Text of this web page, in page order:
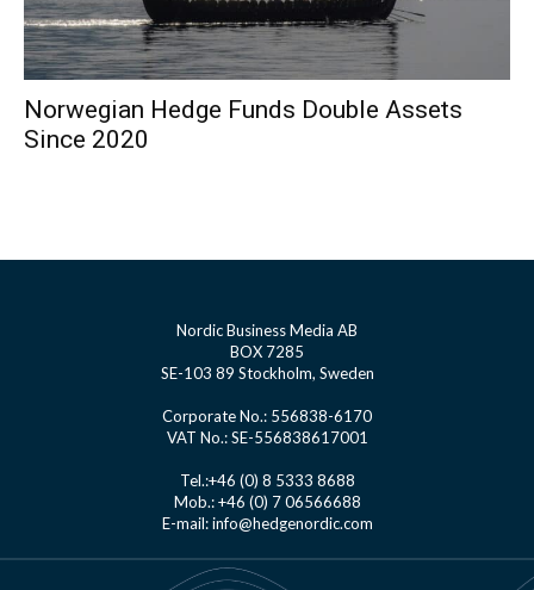
Norwegian Hedge Funds Double Assets
Since 2020
Nordic Business Media AB
BOX 7285
SE-103 89 Stockholm, Sweden
Corporate No.: 556838-6170
VAT No.: SE-556838617001
Tel.:+46 (0) 8 5333 8688
Mob.: +46 (0) 7 06566688
E-mail: info@hedgenordic.com